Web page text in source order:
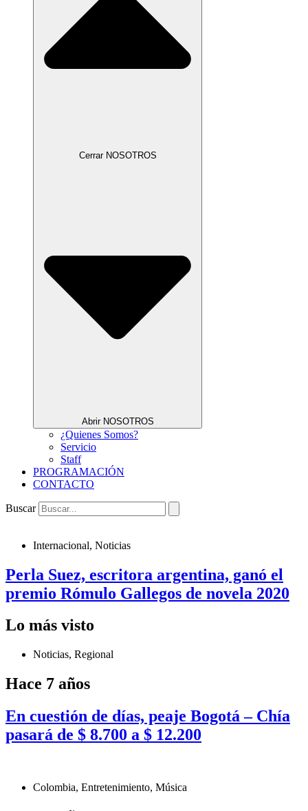
Cerrar NOSOTROS
Abrir NOSOTROS
¿Quienes Somos?
Servicio
Staff
PROGRAMACIÓN
CONTACTO
Buscar
Internacional, Noticias
Perla Suez, escritora argentina, ganó el
premio Rómulo Gallegos de novela 2020
Lo más visto
Noticias, Regional
Hace 7 años
En cuestión de días, peaje Bogotá – Chía
pasará de $ 8.700 a $ 12.200
Colombia, Entretenimiento, Música